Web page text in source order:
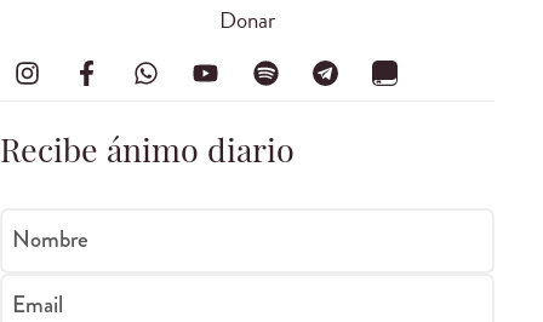
Donar
Recibe ánimo diario
Nombre
Email